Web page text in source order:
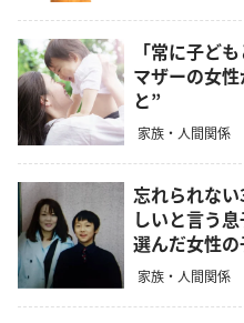
「常に子ど
マザーの女
と”
家族・人間関係
忘れられな
しいと言う
選んだ女性
家族・人間関係